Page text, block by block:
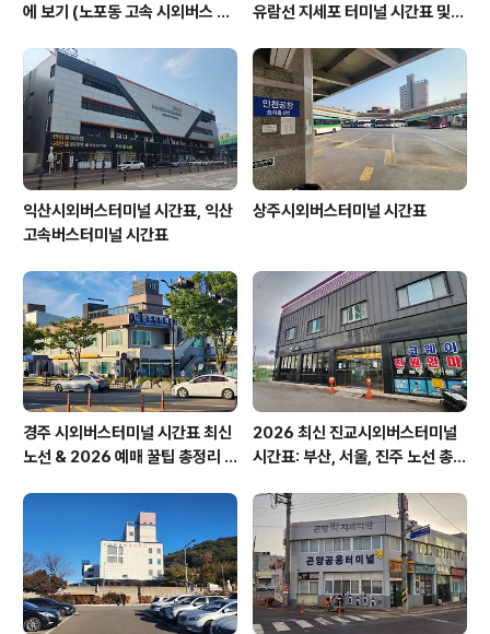
에 보기 (노포동 고속 시외버스 총
유람선 지세포 터미널 시간표 및
익산시외버스터미널 시간표, 익산
고속버스터미널 시간표
상주시외버스터미널 시간표
경주 시외버스터미널 시간표 최신
노선 & 2026 예매 꿀팁 총정리 &
2026 최신 진교시외버스터미널
시간표: 부산, 서울, 진주 노선 총정